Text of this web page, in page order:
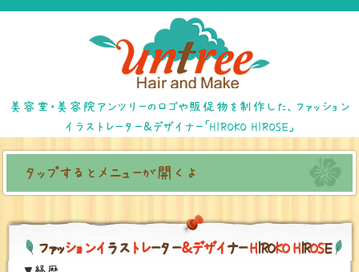
美容室・美容院アンツリーのロゴや販促物を制作した、ファッション
イラストレーター＆デザイナー「HIROKO HIROSE」
タップするとメニューが開くよ
ファッションイ ラストレーター＆デザイナー HIROKO HIROSE